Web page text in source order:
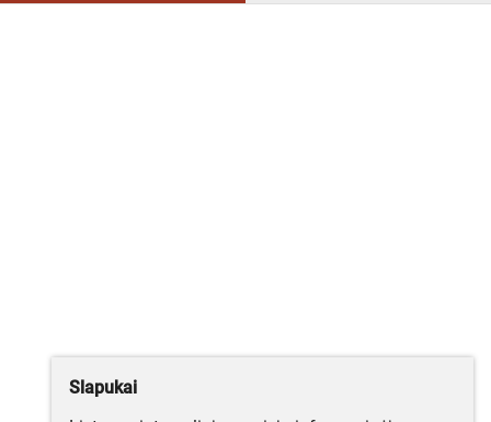
Slapukai